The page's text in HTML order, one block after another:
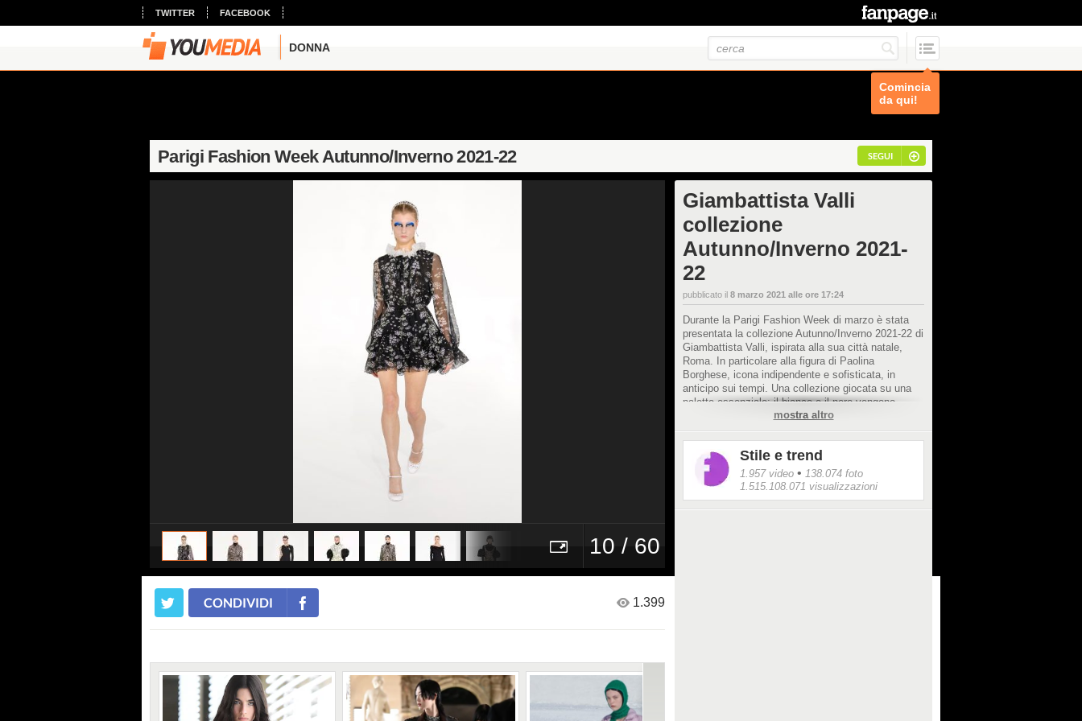
TWITTER FACEBOOK
DONNA
Comincia
da qui!
Parigi Fashion Week Autunno/Inverno 2021-22 SEGUI
10 / 60
Giambattista Valli
collezione
Autunno/Inverno 2021-
22
pubblicato il 8 marzo 2021 alle ore 17:24
Durante la Parigi Fashion Week di marzo è stata
presentata la collezione Autunno/Inverno 2021-22 di
Giambattista Valli, ispirata alla sua città natale,
Roma. In particolare alla figura di Paolina
Borghese, icona indipendente e sofisticata, in
anticipo sui tempi. Una collezione giocata su una
palette essenziale: il bianco e il nero vengono
illuminati dal rosso squillante. Un gioco di volumi
sulle maniche ridisegna le linee di abiti scivolati e
giacche avvitate.
mostra altro
Stile e trend
1.957 video • 138.074 foto
1.515.108.071 visualizzazioni
CONDIVIDI 1.399